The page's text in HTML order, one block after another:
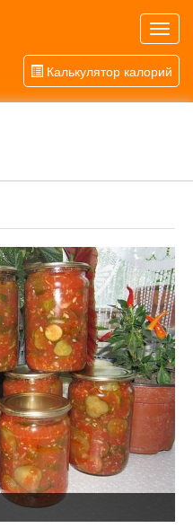
Калькулятор калорий